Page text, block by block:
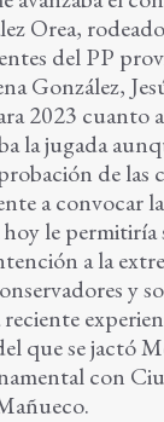
Orea,
del PP
González,
2023 cuanto
la jugada
de las
a convocar
le
a la
y
que se jactó
con